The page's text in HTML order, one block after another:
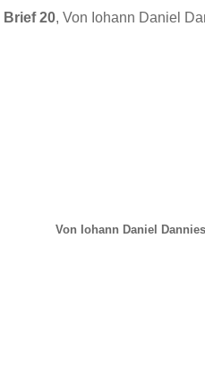
Brief 20, Von Iohann Daniel
Von Iohann Daniel